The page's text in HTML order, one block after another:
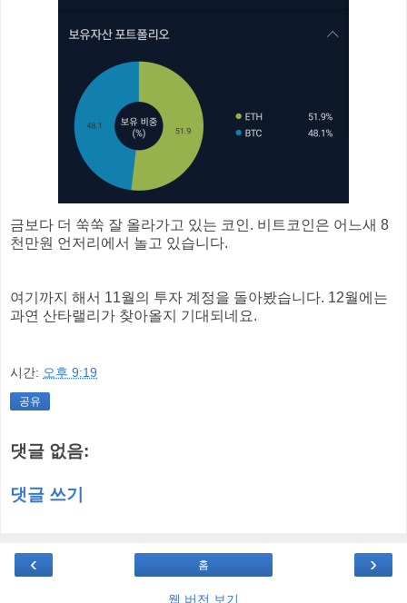
금보다 더 쑥쑥 잘 올라가고 있는 코인. 비트코인은 어느새 8
천만원 언저리에서 놀고 있습니다.
여기까지 해서 11월의 투자 계정을 돌아봤습니다. 12월에는
과연 산타랠리가 찾아올지 기대되네요.
시간: 오후 9:19
공유
댓글 없음:
댓글 쓰기
‹ ›
홈
웹 버전 보기